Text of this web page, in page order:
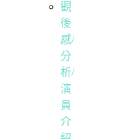
觀
後
感/
分
析/
演
員
介